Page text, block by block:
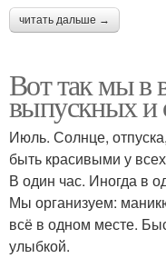
читать дальше →
Вот так мы в
выпускных и
Июль. Солнце,
быть красивыми у
В один час. Иногда в
Мы организуем:
всё в одном месте.
улыбкой.